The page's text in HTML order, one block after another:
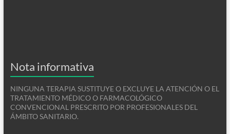
Nota informativa
NINGUNA TERAPIA SUSTITUYE O EXCLUYE LA ATENCIÓN O EL
TRATAMIENTO MÉDICO O FARMACOLÓGICO
CONVENCIONAL PRESCRITO POR PROFESIONALES DEL
ÁMBITO SANITARIO.